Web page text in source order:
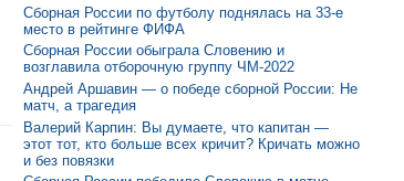
Сборная России по футболу поднялась на 33-е
место в рейтинге ФИФА
Сборная России обыграла Словению и
возглавила отборочную группу ЧМ-2022
Андрей Аршавин — о победе сборной России: Не
матч, а трагедия
Валерий Карпин: Вы думаете, что капитан —
этот тот, кто больше всех кричит? Кричать можно
и без повязки